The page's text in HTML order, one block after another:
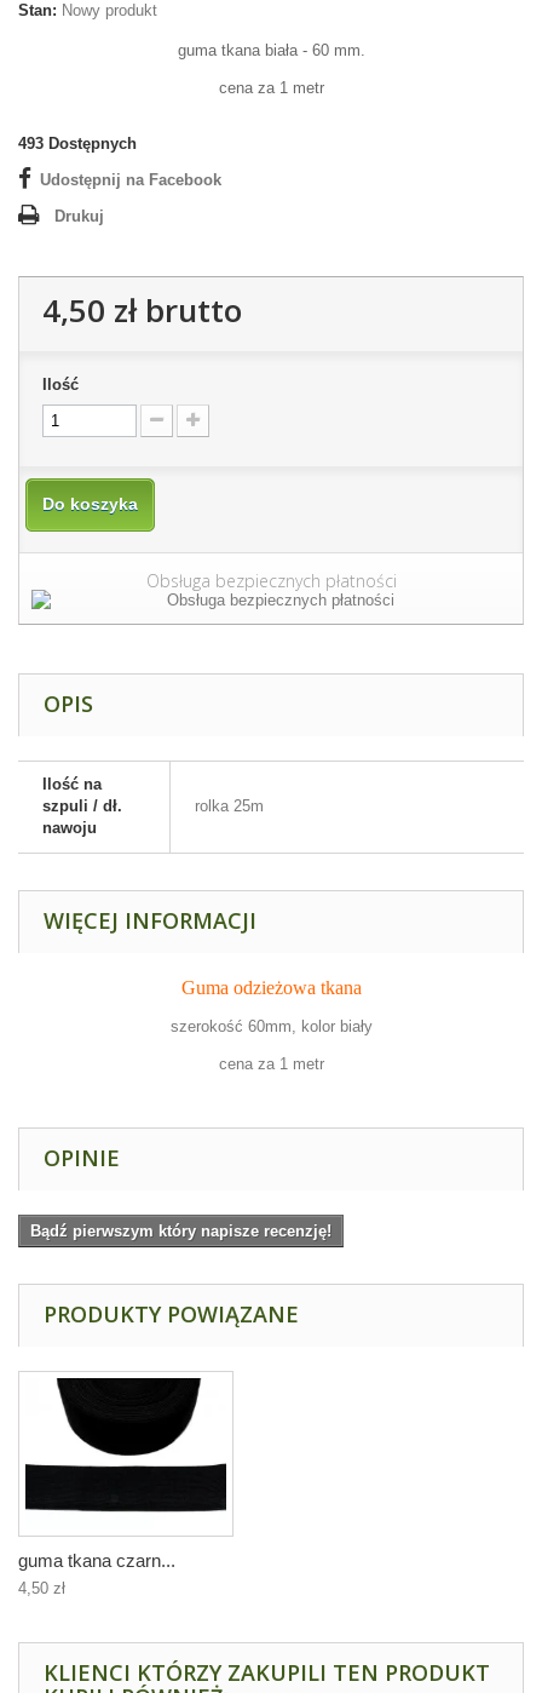
Stan: Nowy produkt
guma tkana biała - 60 mm.
cena za 1 metr
493 Dostępnych
Udostępnij na Facebook
Drukuj
4,50 złbrutto
Ilość
Do koszyka
Obsługa bezpiecznych płatności
OPIS
Ilość na
szpuli / dł.
nawoju
rolka 25m
WIĘCEJ INFORMACJI
Guma odzieżowa tkana
szerokość 60mm, kolor biały
cena za 1 metr
OPINIE
Bądź pierwszym który napisze recenzję!
PRODUKTY POWIĄZANE
guma tkana czarn...
4,50 zł
KLIENCI KTÓRZY ZAKUPILI TEN PRODUKT